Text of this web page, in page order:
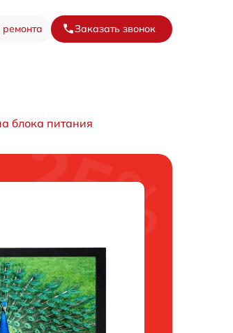
ремонта Заказать звонок
блока питания